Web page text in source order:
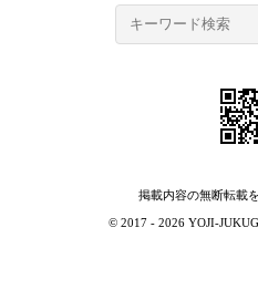
掲載内容の無断転載
© 2017 - 2026 YOJI-